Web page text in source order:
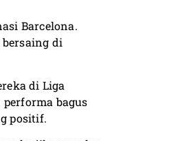
Barcelona.
di
di Liga
bagus
positif.